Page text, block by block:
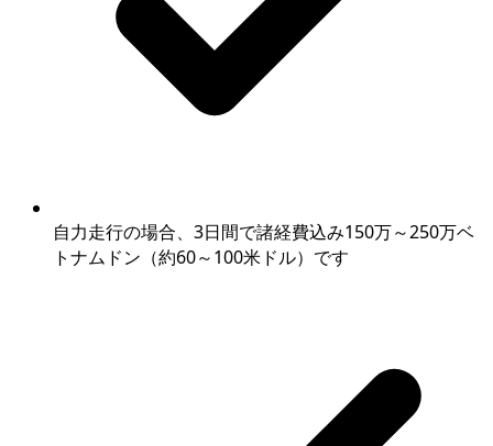
自力走行の場合、3日間で諸経費込み150万～250万ベ
トナムドン（約60～100米ドル）です